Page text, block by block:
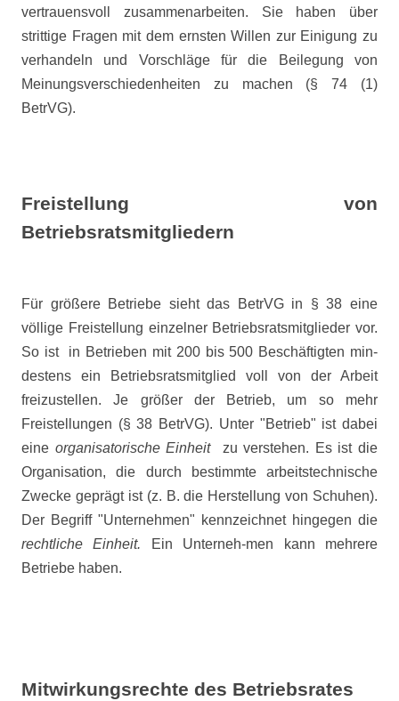
vertrauensvoll zusammenarbeiten. Sie haben über
strittige Fragen mit dem ernsten Willen zur Einigung zu
verhandeln und Vorschläge für die Beilegung von
Meinungsverschiedenheiten zu machen (§ 74 (1)
BetrVG).
Freistellung von
Betriebsratsmitgliedern
Für größere Betriebe sieht das BetrVG in § 38 eine
völlige Freistellung einzelner Betriebsratsmitglieder vor.
So ist
in Betrieben mit 200 bis 500 Beschäftigten min-
destens ein Betriebsratsmitglied voll von der Arbeit
freizustellen. Je größer der Betrieb, um so mehr
Freistellungen (§ 38 BetrVG). Unter "Betrieb" ist dabei
eine organisatorische Einheit
zu verstehen. Es ist die
Organisation, die durch bestimmte arbeitstechnische
Zwecke geprägt ist (z. B. die Herstellung von Schuhen).
Der Begriff "Unternehmen" kennzeichnet hingegen die
rechtliche Einheit.
Ein Unterneh-men kann mehrere
Betriebe haben.
Mitwirkungsrechte des Betriebsrates